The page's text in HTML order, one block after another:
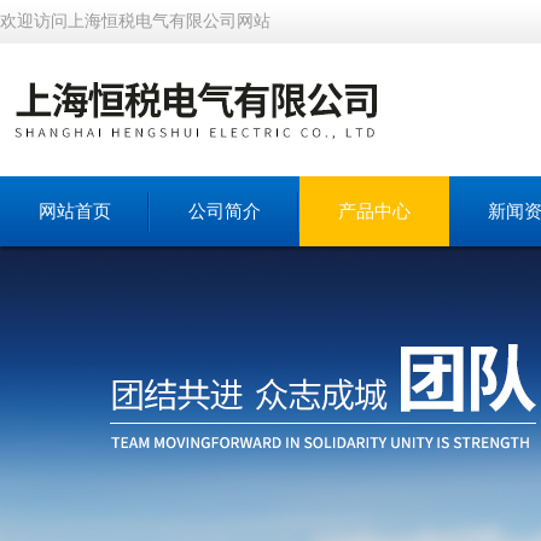
欢迎访问上海恒税电气有限公司网站
网站首页 公司简介 产品中心 新闻